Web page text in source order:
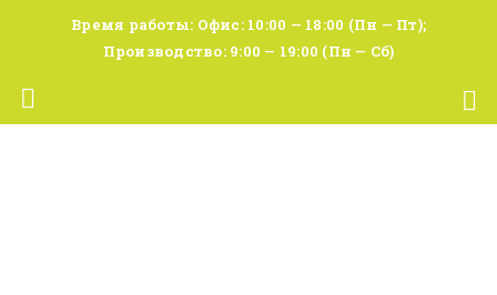
Время работы: Офис: 10:00 — 18:00 (Пн — Пт);
Производство: 9:00 — 19:00 (Пн — Сб)